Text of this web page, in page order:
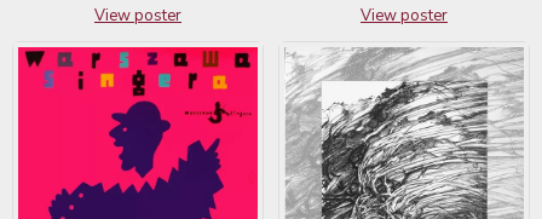
View poster
View poster